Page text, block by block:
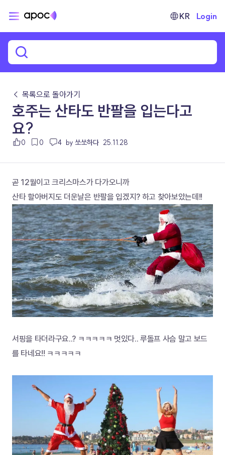
KR Login
← 목록으로 돌아가기
호주는 산타도 반팔을 입는다고
요?
0 0 4 by 쏘쏘하다 25.11.28
곧 12월이고 크리스마스가 다가오니까
산타 할아버지도 더운날은 반팔을 입겠지? 하고 찾아보았는데!!
서핑을 타더라구요..? ㅋㅋㅋㅋㅋ 멋있다.. 루돌프 사슴 말고 보드
를 타네요!! ㅋㅋㅋㅋㅋ